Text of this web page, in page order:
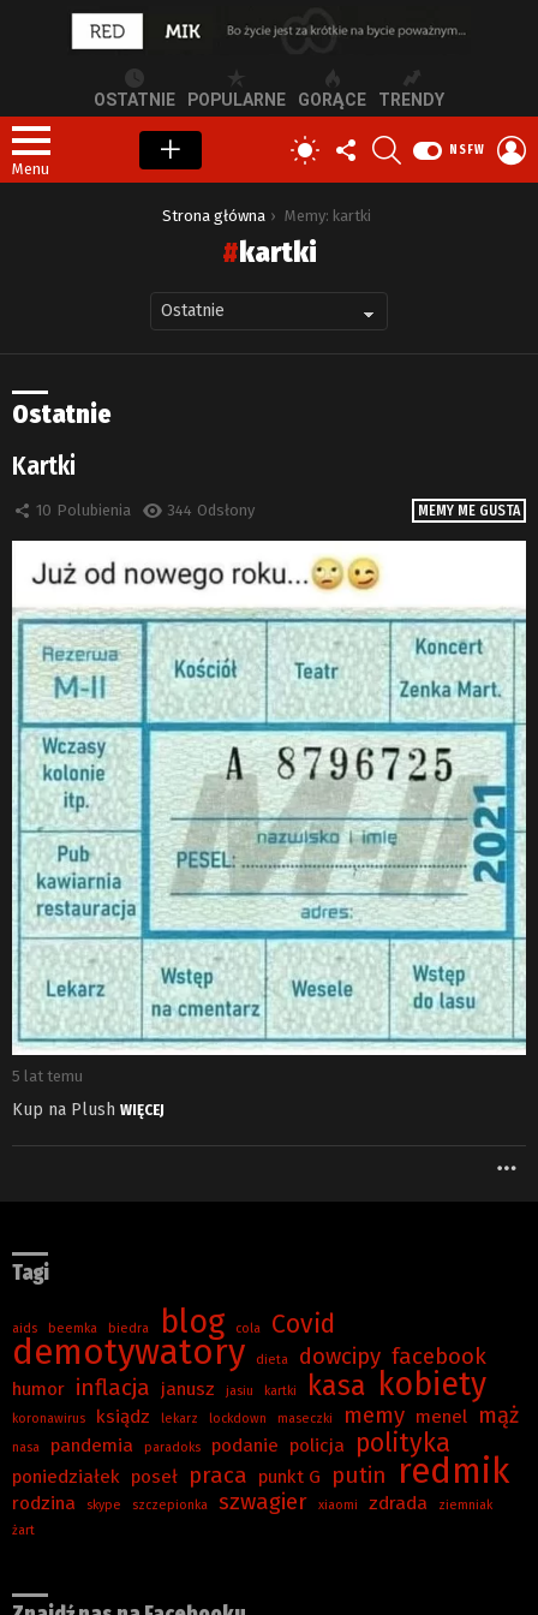
OSTATNIE POPULARNE GORĄCE TRENDY
Menu
PRZEŁĄCZ
SKÓRKĘ
OBSERWUJ
NAS
NSFW
Strona główna Memy: kartki
kartki
Ostatnie
MEMY ME GUSTA
Kartki
10 Polubienia 344 Odsłony
5 lat temu
Kup na Plush WIĘCEJ
Tagi
aids beemka biedra blog cola Covid
demotywatory dieta dowcipy facebook
humor inflacja janusz jasiu kartki kasa kobiety
koronawirus ksiądz lekarz lockdown maseczki memy menel mąż
nasa pandemia paradoks podanie policja polityka
poniedziałek poseł praca punkt G putin redmik
rodzina skype szczepionka szwagier xiaomi zdrada
ziemniak
żart